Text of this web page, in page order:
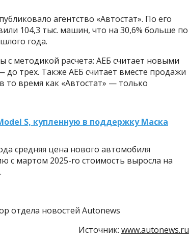
агентство «Автостат». По его
104,3 тыс. машин, что на 30,6% больше по
года.
с методикой расчета: АЕБ считает новыми
до трех. Также АЕБ считает вместе продажи
то время как «Автостат» — только
S, купленную в поддержку Маска
средняя цена нового автомобиля
с мартом 2025-го стоимость выросла на
отдела новостей Autonews
Источник: www.autonews.ru